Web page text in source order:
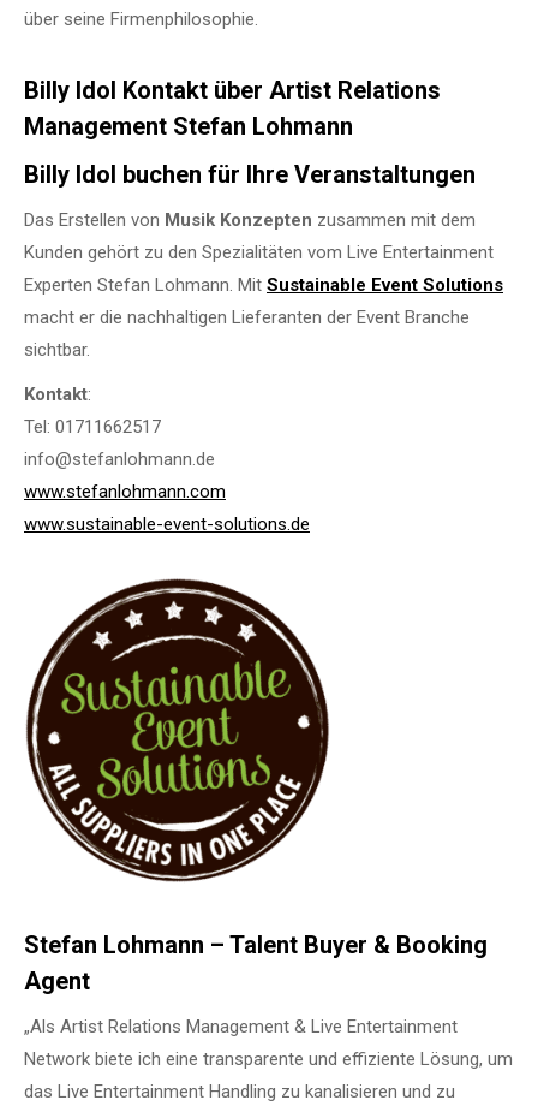
über seine Firmenphilosophie.
Billy Idol Kontakt über Artist Relations
Management Stefan Lohmann
Billy Idol buchen für Ihre Veranstaltungen
Das Erstellen von Musik Konzepten zusammen mit dem
Kunden gehört zu den Spezialitäten vom Live Entertainment
Experten Stefan Lohmann. Mit Sustainable Event Solutions
macht er die nachhaltigen Lieferanten der Event Branche
sichtbar.
Kontakt:
Tel: 01711662517
info@stefanlohmann.de
www.stefanlohmann.com
www.sustainable-event-solutions.de
Stefan Lohmann – Talent Buyer & Booking
Agent
„Als Artist Relations Management & Live Entertainment
Network biete ich eine transparente und effiziente Lösung, um
das Live Entertainment Handling zu kanalisieren und zu